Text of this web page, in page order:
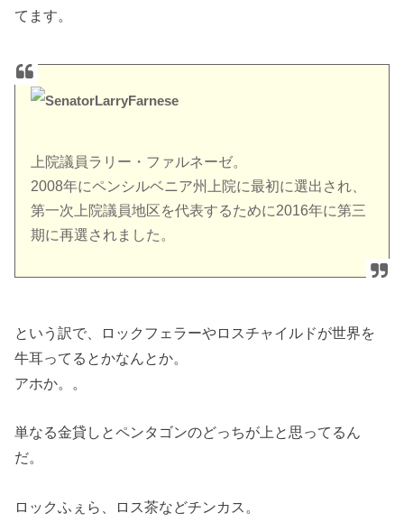
てます。
上院議員ラリー・ファルネーゼ。
2008年にペンシルベニア州上院に最初に選出され、
第一次上院議員地区を代表するために2016年に第三
期に再選されました。
という訳で、ロックフェラーやロスチャイルドが世界を
牛耳ってるとかなんとか。
アホか。。
単なる金貸しとペンタゴンのどっちが上と思ってるん
だ。
ロックふぇら、ロス茶などチンカス。